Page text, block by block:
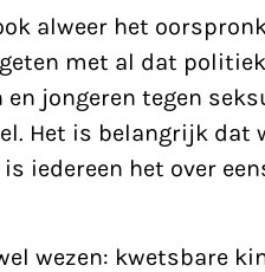
alweer het
met al dat
en jongeren tegen
Het is belangrijk
iedereen het over
wezen: kwetsbare